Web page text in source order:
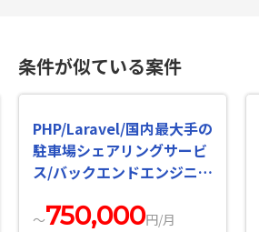
条件が似ている案件
PHP/Laravel/国内最大手の
駐車場シェアリングサービ
ス/バックエンドエンジニア
〜750,000円/月